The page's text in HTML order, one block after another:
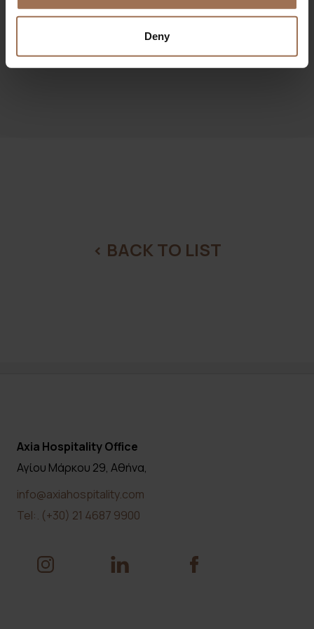
Deny
εδώ(Δείτε την παρουσίαση)
< BACK TO LIST
Axia Hospitality Office
Αγίου Μάρκου 29, Αθήνα,
info@axiahospitality.com
Tel:. (+30) 21 4687 9900